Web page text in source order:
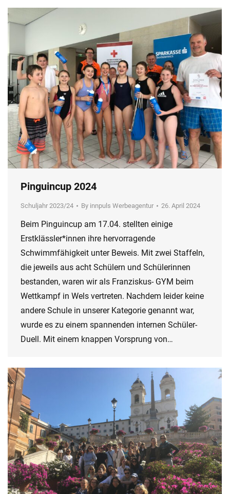
Pinguincup 2024
Schuljahr 2023/24 By innpuls Werbeagentur 26. April 2024
Beim Pinguincup am 17.04. stellten einige
Erstklässler*innen ihre hervorragende
Schwimmfähigkeit unter Beweis. Mit zwei Staffeln,
die jeweils aus acht Schülern und Schülerinnen
bestanden, waren wir als Franziskus- GYM beim
Wettkampf in Wels vertreten. Nachdem leider keine
andere Schule in unserer Kategorie genannt war,
wurde es zu einem spannenden internen Schüler-
Duell. Mit einem knappen Vorsprung von…